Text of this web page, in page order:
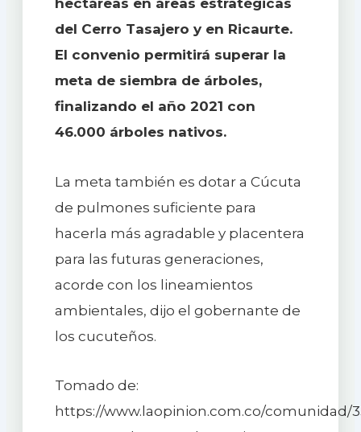
del Cerro Tasajero y en Ricaurte.
El convenio permitirá superar la
meta de siembra de árboles,
finalizando el año 2021 con
46.000 árboles nativos.
La meta también es dotar a Cúcuta
de pulmones suficiente para
hacerla más agradable y placentera
para las futuras generaciones,
acorde con los lineamientos
ambientales, dijo el gobernante de
los cucuteños.
Tomado de:
https://www.laopinion.com.co/comunidad/